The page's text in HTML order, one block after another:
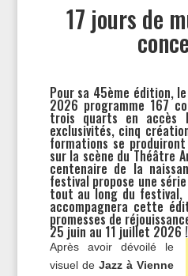
17 jours de
Pour sa 45ème édition,
2026 programme 167
trois quarts en accès
exclusivités, cinq
formations se
sur la scène du Théâtre
centenaire de la
festival propose une
tout au long du festival,
accompagnera cette
promesses de
25 juin au 11 juillet 2026 !
Après avoir dévoilé le
visuel de Jazz à Vienne